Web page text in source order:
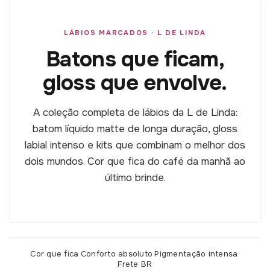
LÁBIOS MARCADOS · L DE LINDA
Batons que ficam,
gloss que envolve.
A coleção completa de lábios da L de Linda:
batom líquido matte de longa duração, gloss
labial intenso e kits que combinam o melhor dos
dois mundos. Cor que fica do café da manhã ao
último brinde.
Cor que fica·Conforto absoluto·Pigmentação intensa·
Frete BR